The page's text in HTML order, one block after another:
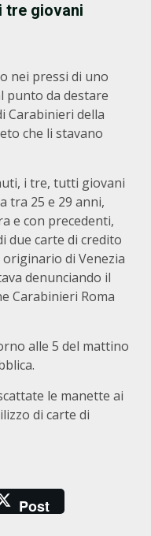
tre giovani
nei pressi di uno
punto da destare
Carabinieri della
che li stavano
i tre, tutti giovani
tra 25 e 29 anni,
e con precedenti,
due carte di credito
di Venezia
denunciando il
Carabinieri Roma
alle 5 del mattino
le manette ai
di carte di
Post